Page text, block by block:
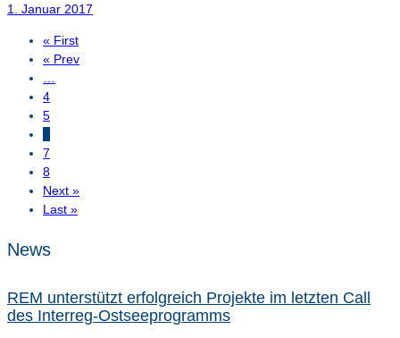
1. Januar 2017
« First
« Prev
4
5
7
8
Next »
Last »
News
REM unterstützt erfolgreich Projekte im letzten Call
des Interreg-Ostseeprogramms